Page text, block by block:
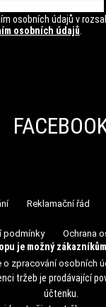
osobních údajů v
osobních údajů
Reklamační řád
podmínky Ochrana
o zpracování osobních
je možný
tržeb je prodávající
účtenku.